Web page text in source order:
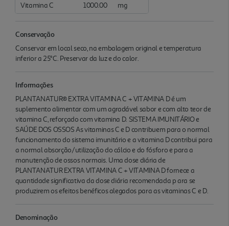
Vitamina C
1000.00 mg
Conservação
Conservar em local seco, na embalagem original e temperatura
inferior a 25°C. Preservar da luz e do calor.
Informações
PLANTANATUR® EXTRA VITAMINA C + VITAMINA D é um
suplemento alimentar com um agradável sabor e com alto teor de
vitamina C, reforçado com vitamina D. SISTEMA IMUNITÁRIO e
SAÚDE DOS OSSOS As vitaminas C e D contribuem para o normal
funcionamento do sistema imunitário e a vitamina D contribui para
a normal absorção/utilização do cálcio e do fósforo e para a
manutenção de ossos normais. Uma dose diária de
PLANTANATUR EXTRA VITAMINA C + VITAMINA D fornece a
quantidade significativa da dose diária recomendada p ara se
produzirem os efeitos benéficos alegados para as vitaminas C e D.
Denominação